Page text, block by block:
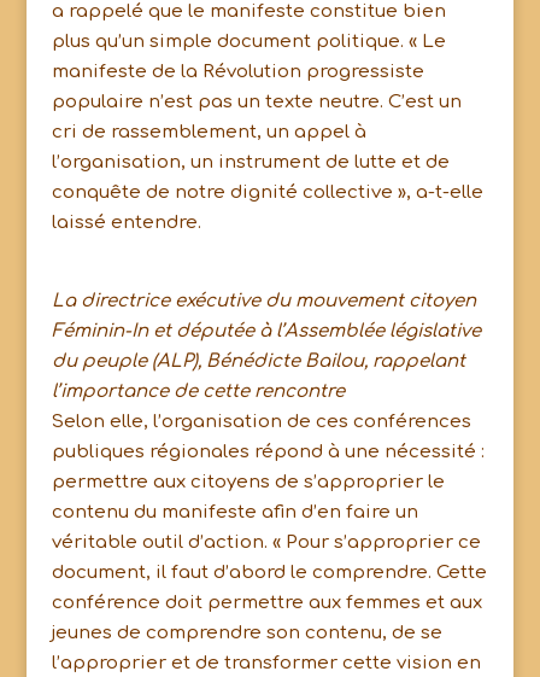
a rappelé que le manifeste constitue bien
plus qu’un simple document politique. « Le
manifeste de la Révolution progressiste
populaire n’est pas un texte neutre. C’est un
cri de rassemblement, un appel à
l’organisation, un instrument de lutte et de
conquête de notre dignité collective », a-t-elle
laissé entendre.
La directrice exécutive du mouvement citoyen
Féminin-In et députée à l’Assemblée législative
du peuple (ALP), Bénédicte Bailou, rappelant
l’importance de cette rencontre
Selon elle, l’organisation de ces conférences
publiques régionales répond à une nécessité :
permettre aux citoyens de s’approprier le
contenu du manifeste afin d’en faire un
véritable outil d’action. « Pour s’approprier ce
document, il faut d’abord le comprendre. Cette
conférence doit permettre aux femmes et aux
jeunes de comprendre son contenu, de se
l’approprier et de transformer cette vision en